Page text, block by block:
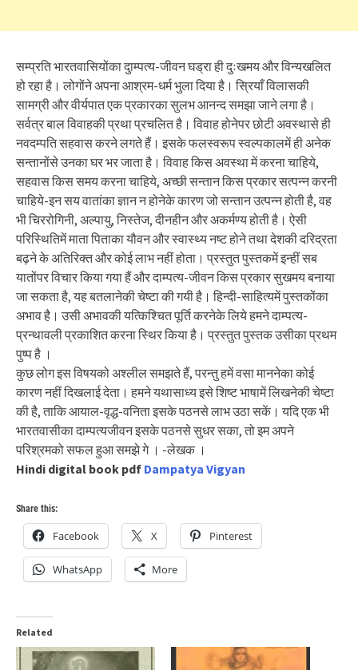
सम्प्रति भारतवासियोंका दुाम्पत्य-जीवन घड्रा ही दुःखमय और विन्यखलित
हो रहा है। लोगोंने अपना आश्रम-धर्म भुला दिया है। स्रियाँ विलासकी
सामग्री और वीर्यपात एक प्रकारका सुलभ आनन्द समझा जाने लगा है।
सर्वत्र बाल विवाहकी प्रथा प्रचलित है। विवाह होनेपर छोटी अवस्थासे ही
नवदम्पति सहवास करने लगते हैं। इसके फलस्वरूप स्वल्पकालमें ही अनेक
सन्तानोंसे उनका घर भर जाता है। विवाह किस अवस्था में करना चाहिये,
सहवास किस समय करना चाहिये, अच्छी सन्तान किस प्रकार सत्पन्न करनी
चाहिये-इन सय वातांका ज्ञान न होनेके कारण जो सन्तान उत्पन्न होती है, वह
भी चिररोगिनी, अल्पायु, निस्तेज, दीनहीन और अकर्मण्य होती है। ऐसी
परिस्थितिमें माता पिताका यौवन और स्वास्थ्य नष्ट होने तथा देशकी दरिद्रता
बढ़ने के अतिरिक्त और कोई लाभ नहीं होता। प्रस्तुत पुस्तकमें इन्हीं सब
यातोंपर विचार किया गया हैं और दाम्पत्य-जीवन किस प्रकार सुखमय बनाया
जा सकता है, यह बतलानेकी चेष्टा की गयी है। हिन्दी-साहित्यमें पुस्तकोंका
अभाव है। उसी अभावकी यत्किश्चित पूर्ति करनेके लिये हमने दाम्पत्य-
प्रन्थावली प्रकाशित करना स्थिर किया है। प्रस्तुत पुस्तक उसीका प्रथम
पुष्प है ।
कुछ लोग इस विषयको अश्लील समझते हैं, परन्तु हमें वसा माननेका कोई
कारण नहीं दिखलाई देता। हमने यथासाध्य इसे शिष्ट भाषामें लिखनेकी चेष्टा
की है, ताकि आयाल-वृद्ध-वनिता इसके पठनसे लाभ उठा सकें। यदि एक भी
भारतवासीका दाम्पत्यजीवन इसके पठनसे सुधर सका, तो इम अपने
परिश्रमको सफल हुआ समझे गे । -लेखक ।
Hindi digital book pdf Dampatya Vigyan
Share this:
Facebook X Pinterest
WhatsApp More
Related